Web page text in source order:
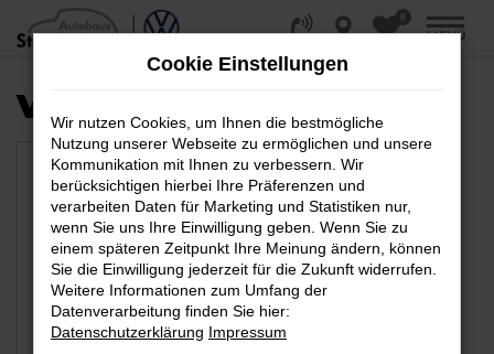
Zum
Hauptinhalt
0
MENÜ
VERFÜGBARE MARKEN
Cookie Einstellungen
Wir nutzen Cookies, um Ihnen die bestmögliche
Nutzung unserer Webseite zu ermöglichen und unsere
Kommunikation mit Ihnen zu verbessern. Wir
berücksichtigen hierbei Ihre Präferenzen und
verarbeiten Daten für Marketing und Statistiken nur,
wenn Sie uns Ihre Einwilligung geben. Wenn Sie zu
einem späteren Zeitpunkt Ihre Meinung ändern, können
Sie die Einwilligung jederzeit für die Zukunft widerrufen.
Weitere Informationen zum Umfang der
Datenverarbeitung finden Sie hier:
Datenschutzerklärung Impressum